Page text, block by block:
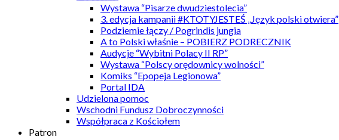
Wystawa “Pisarze dwudziestolecia”
3. edycja kampanii #KTOTYJESTEŚ „Język polski otwiera”
Podziemie łączy / Pogrindis jungia
A to Polski właśnie – POBIERZ PODRECZNIK
Audycje “Wybitni Polacy II RP”
Wystawa “Polscy orędownicy wolności”
Komiks “Epopeja Legionowa”
Portal IDA
Udzielona pomoc
Wschodni Fundusz Dobroczynności
Współpraca z Kościołem
Patron